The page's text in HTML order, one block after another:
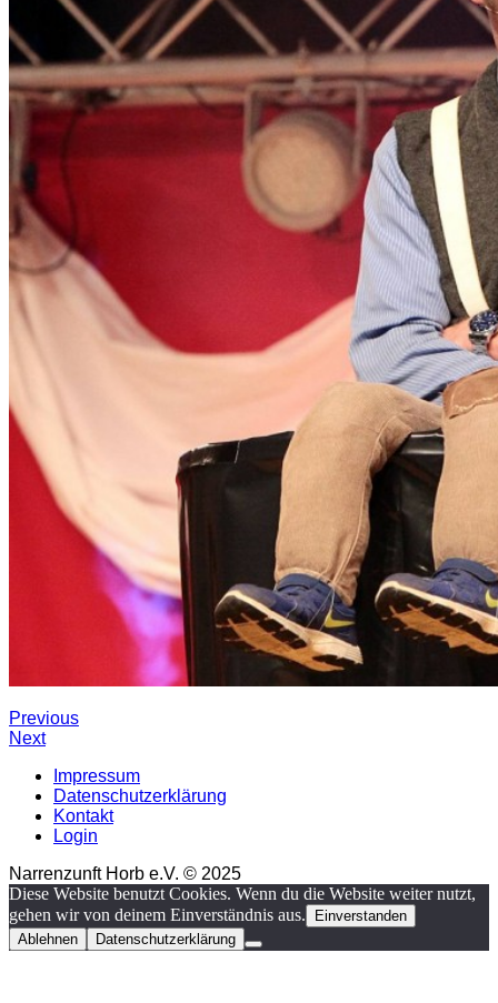
Previous
Next
Impressum
Datenschutzerklärung
Kontakt
Login
Narrenzunft Horb e.V. © 2025
Diese Website benutzt Cookies. Wenn du die Website weiter nutzt,
gehen wir von deinem Einverständnis aus.
Einverstanden
Ablehnen
Datenschutzerklärung